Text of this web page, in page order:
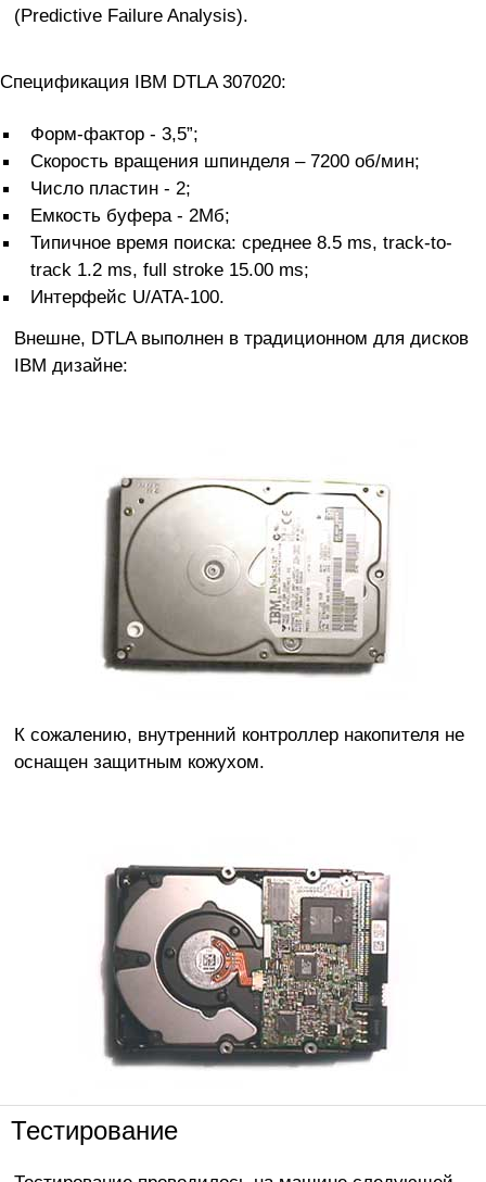
(Predictive Failure Analysis).
Cпецификация IBM DTLA 307020:
Форм-фактор - 3,5”;
Скорость вращения шпинделя – 7200 об/мин;
Число пластин - 2;
Емкость буфера - 2Мб;
Типичное время поиска: среднее 8.5 ms, track-to-
track 1.2 ms, full stroke 15.00 ms;
Интерфейс U/ATA-100.
Внешне, DTLA выполнен в традиционном для дисков
IBM дизайне:
К сожалению, внутренний контроллер накопителя не
оснащен защитным кожухом.
Тестирование